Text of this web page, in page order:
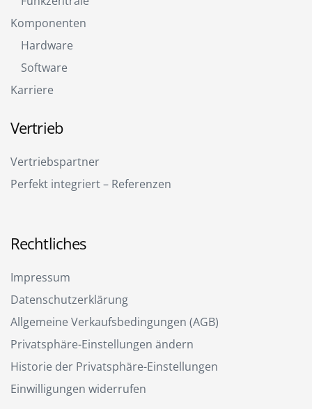
Komponenten
Hardware
Software
Karriere
Vertrieb
Vertriebspartner
Perfekt integriert – Referenzen
Rechtliches
Impressum
Datenschutzerklärung
Allgemeine Verkaufsbedingungen (AGB)
Privatsphäre-Einstellungen ändern
Historie der Privatsphäre-Einstellungen
Einwilligungen widerrufen